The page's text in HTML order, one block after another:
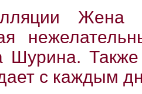
Жена
Шурина. Также
с каждым